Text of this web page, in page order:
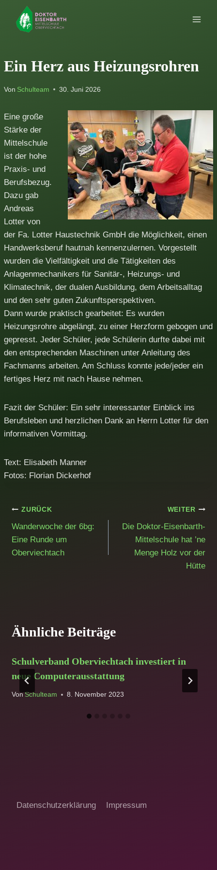
Inhalt
springen
Ein Herz aus Heizungsrohren
Von Schulteam 30. Juni 2026
Eine große
Stärke der
Mittelschule
ist der hohe
Praxis- und
Berufsbezug.
Dazu gab
Andreas
Lotter von
der Fa. Lotter Haustechnik GmbH die Möglichkeit, einen
Handwerksberuf hautnah kennenzulernen. Vorgestellt
wurden die Vielfältigkeit und die Tätigkeiten des
Anlagenmechanikers für Sanitär-, Heizungs- und
Klimatechnik, der dualen Ausbildung, dem Arbeitsalltag
und den sehr guten Zukunftsperspektiven.
Dann wurde praktisch gearbeitet: Es wurden
Heizungsrohre abgelängt, zu einer Herzform gebogen und
gepresst. Jeder Schüler, jede Schülerin durfte dabei mit
den entsprechenden Maschinen unter Anleitung des
Fachmanns arbeiten. Am Schluss konnte jede/jeder ein
fertiges Herz mit nach Hause nehmen.
Fazit der Schüler: Ein sehr interessanter Einblick ins
Berufsleben und herzlichen Dank an Herrn Lotter für den
informativen Vormittag.
Text: Elisabeth Manner
Fotos: Florian Dickerhof
Beitragsnavigation
ZURÜCK
Wanderwoche der 6bg:
Eine Runde um
Oberviechtach
WEITER
Die Doktor-Eisenbarth-
Mittelschule hat ’ne
Menge Holz vor der
Hütte
Ähnliche Beiträge
Schulverband Oberviechtach investiert in
neue Computerausstattung
Von Schulteam 8. November 2023
Datenschutzerklärung Impressum